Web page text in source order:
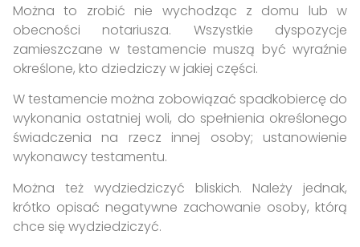
Można to zrobić nie wychodząc z domu lub w
obecności notariusza. Wszystkie dyspozycje
zamieszczane w testamencie muszą być wyraźnie
określone, kto dziedziczy w jakiej części.
W testamencie można zobowiązać spadkobiercę do
wykonania ostatniej woli, do spełnienia określonego
świadczenia na rzecz innej osoby; ustanowienie
wykonawcy testamentu.
Można też wydziedziczyć bliskich. Należy jednak,
krótko opisać negatywne zachowanie osoby, którą
chce się wydziedziczyć.